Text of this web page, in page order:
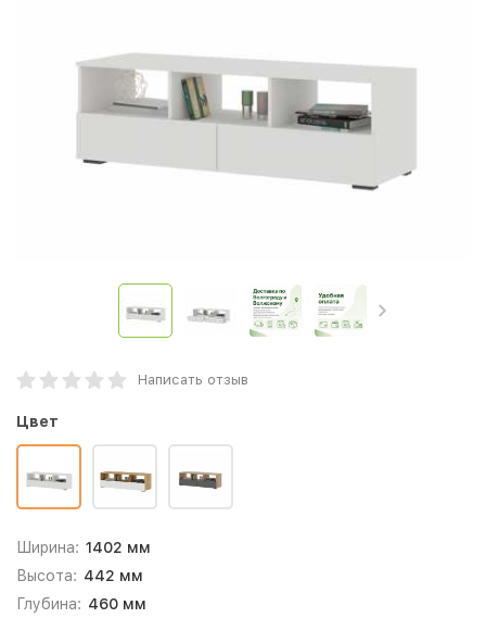
Написать отзыв
Цвет
Ширина: 1402 мм
Высота: 442 мм
Глубина: 460 мм